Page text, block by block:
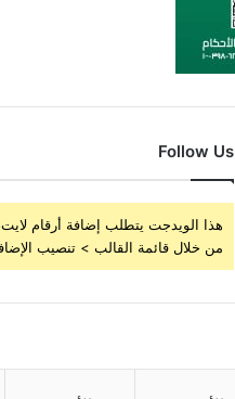
Follow Us
هذا الويدجت يتطلب إضافة أرقام
من خلال قائمة القالب > تنصيب